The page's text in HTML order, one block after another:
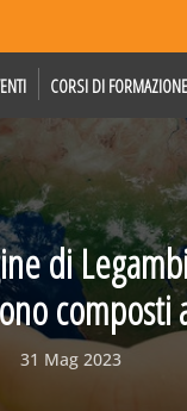
CORSI DI FORMAZIONE
di
composti
31 Mag 2023